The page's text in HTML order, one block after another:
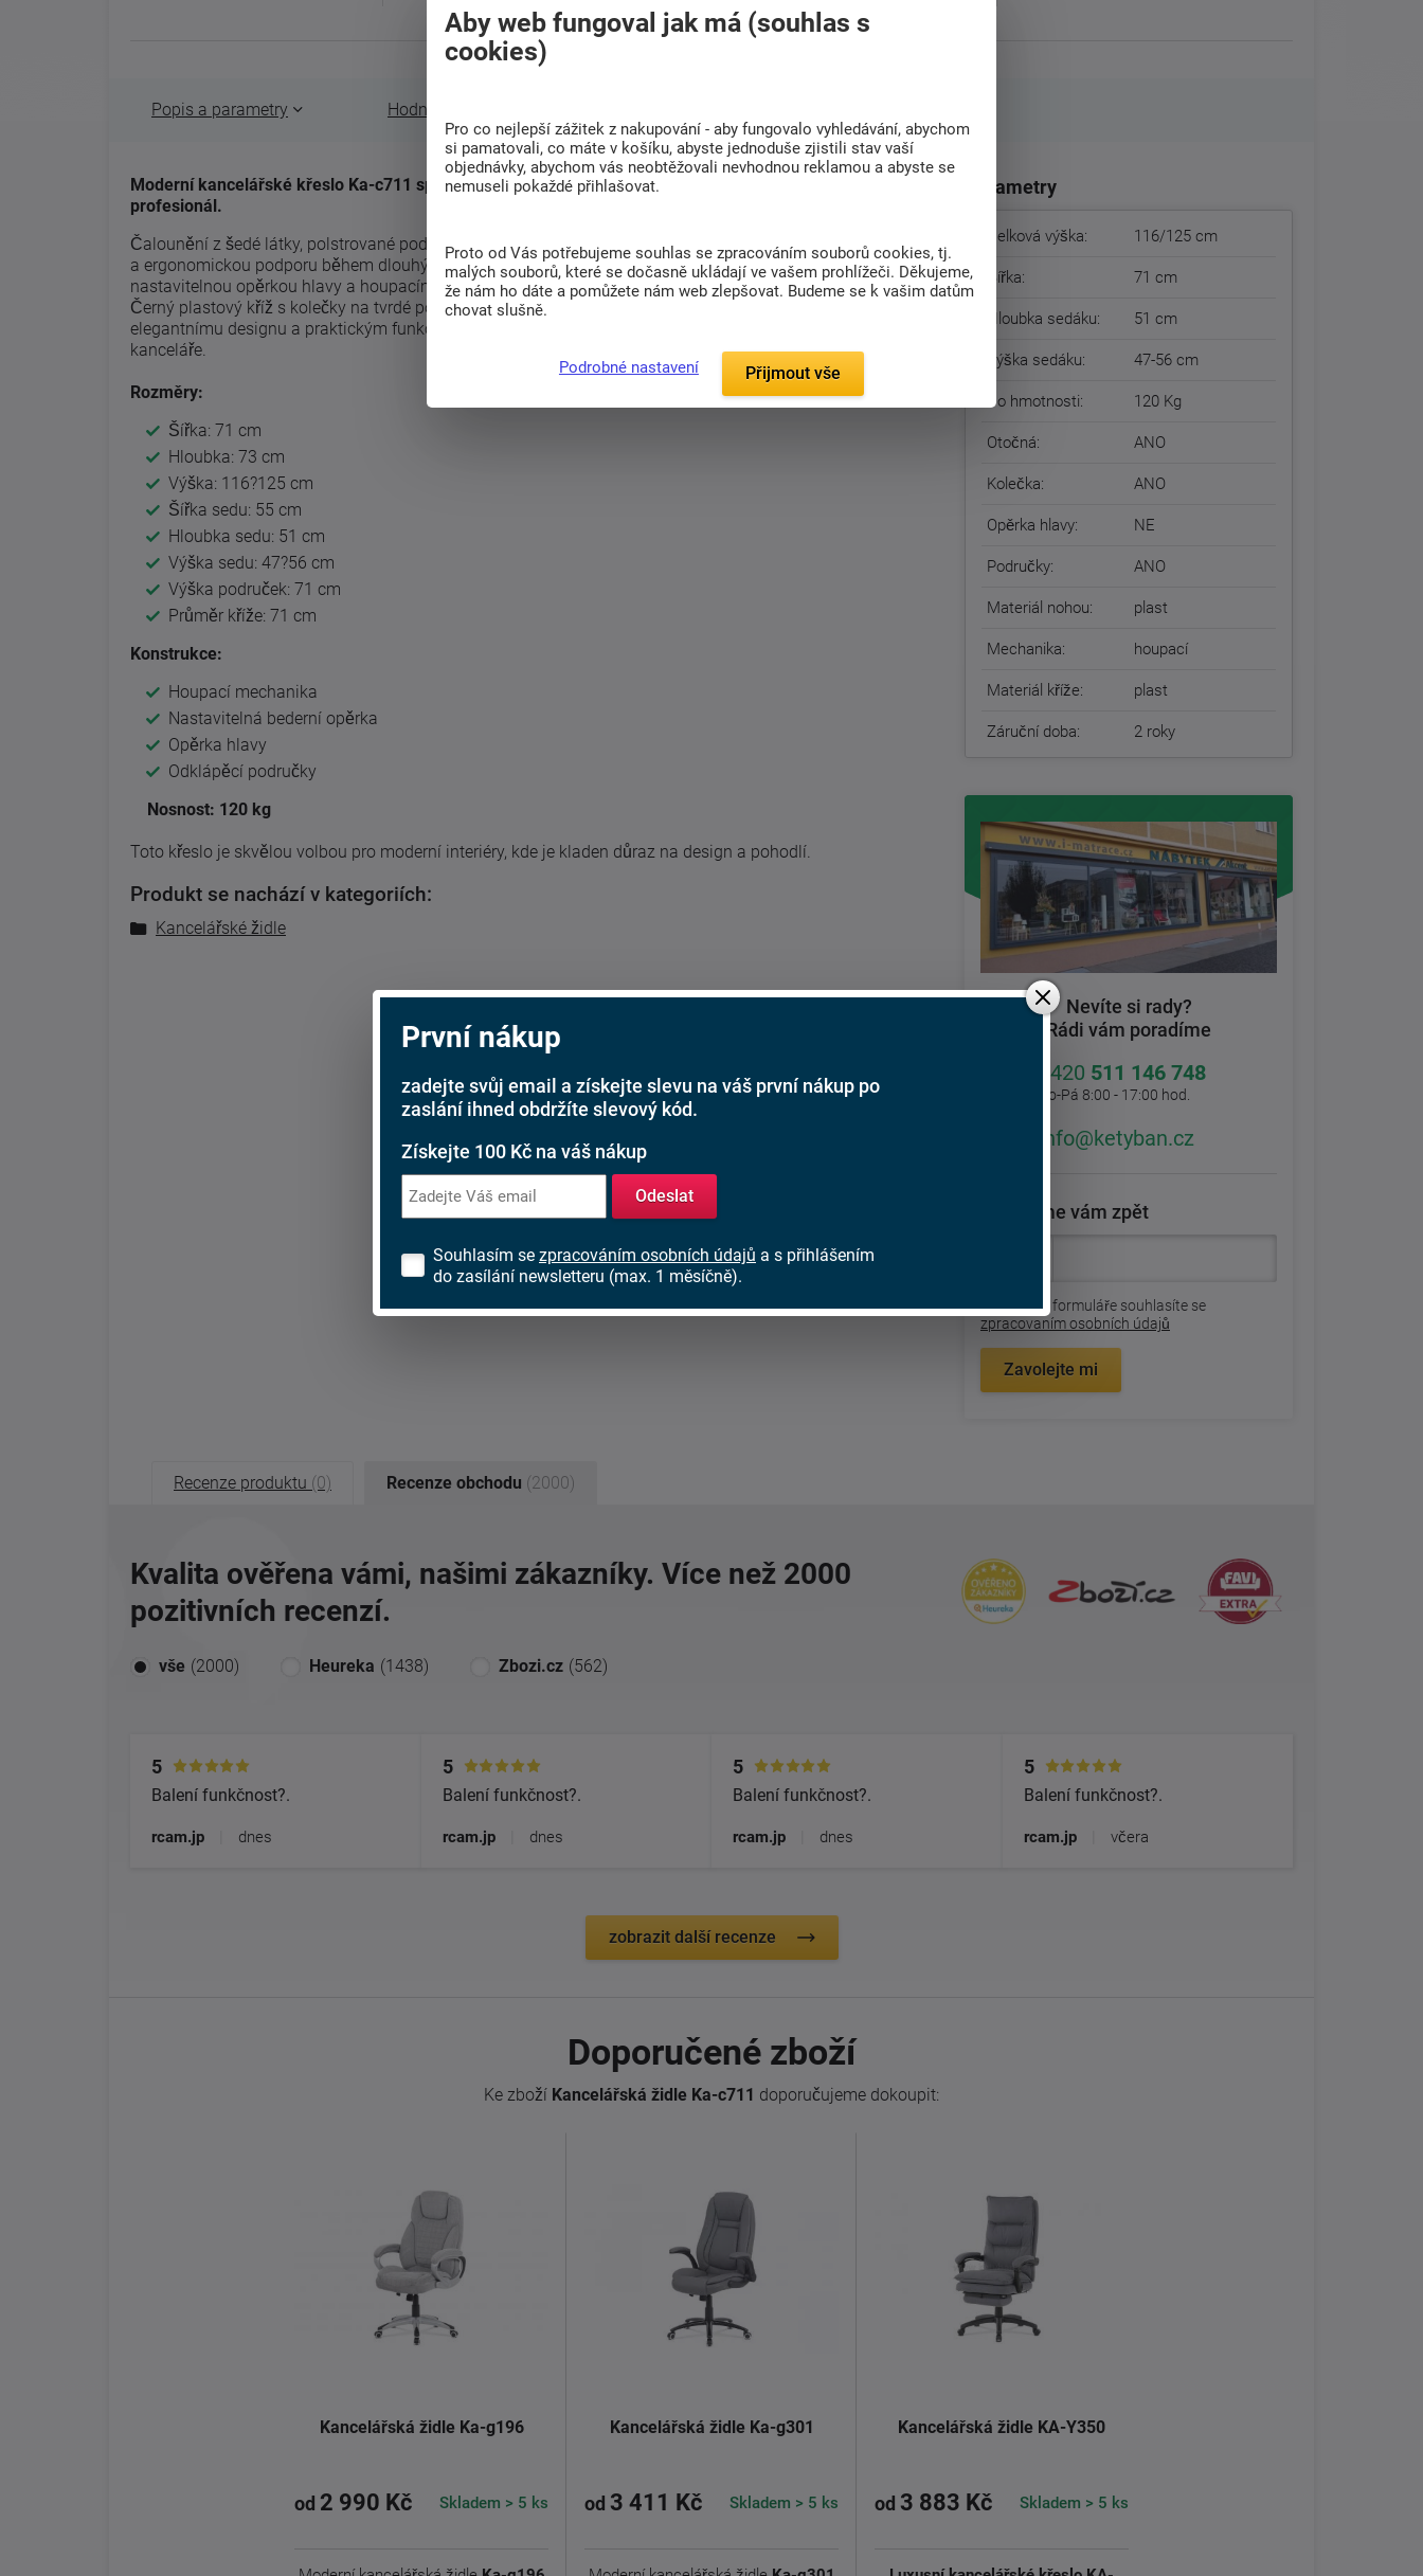
Popis a parametry Hodnocení (0)
Moderní kancelářské křeslo Ka-c711 spojuje komfort, styl a funkčnost, což ocení každý
profesionál.
Čalounění z šedé látky, polstrované područky a nastavitelná bederní opěrka poskytují pohodlí
a ergonomickou podporu během dlouhých pracovních hodin. Křeslo je vybaveno také
nastavitelnou opěrkou hlavy a houpacím mechanismem, který umožňuje relaxaci mezi úkoly.
Černý plastový kříž s kolečky na tvrdé povrchy zajišťuje snadnou mobilitu po kanceláři. Díky
elegantnímu designu a praktickým funkcím je toto křeslo ideální volbou pro moderní
kanceláře.
Rozměry:
Šířka: 71 cm
Hloubka: 73 cm
Výška: 116?125 cm
Šířka sedu: 55 cm
Hloubka sedu: 51 cm
Výška sedu: 47?56 cm
Výška područek: 71 cm
Průměr kříže: 71 cm
Konstrukce:
Houpací mechanika
Nastavitelná bederní opěrka
Opěrka hlavy
Odklápěcí područky
Nosnost: 120 kg
Toto křeslo je skvělou volbou pro moderní interiéry, kde je kladen důraz na design a pohodlí.
Produkt se nachází v kategoriích:
Kancelářské židle
Parametry
Celková výška: 116/125 cm
Šířka: 71 cm
Hloubka sedáku: 51 cm
Výška sedáku: 47-56 cm
Do hmotnosti: 120 Kg
Otočná: ANO
Kolečka: ANO
Opěrka hlavy: NE
Područky: ANO
Materiál nohou: plast
Mechanika: houpací
Materiál kříže: plast
Záruční doba: 2 roky
Nevíte si rady?
Rádi vám poradíme
+420 511 146 748
Po-Pá 8:00 - 17:00 hod.
info@ketyban.cz
Zavoláme vám zpět
Odesláním formuláře souhlasíte se
zpracovaním osobních údajů
Zavolejte mi
Recenze produktu (0) Recenze obchodu (2000)
Kvalita ověřena vámi, našimi zákazníky. Více než 2000
pozitivních recenzí.
vše (2000) Heureka (1438) Zbozi.cz (562)
5
Balení funkčnost?.
rcam.jp dnes
5
Balení funkčnost?.
rcam.jp dnes
5
Balení funkčnost?.
rcam.jp dnes
5
Balení funkčnost?.
rcam.jp včera
zobrazit další recenze
Doporučené zboží
Ke zboží Kancelářská židle Ka-c711 doporučujeme dokoupit:
Kancelářská židle Ka-g196
od 2 990 Kč Skladem > 5 ks
Kancelářská židle Ka-g301
od 3 411 Kč Skladem > 5 ks
Kancelářská židle KA-Y350
od 3 883 Kč Skladem > 5 ks
První nákup
zadejte svůj email a získejte slevu na váš první nákup po
zaslání ihned obdržíte slevový kód.
Získejte 100 Kč na váš nákup
Odeslat
Souhlasím se zpracováním osobních údajů a s přihlášením
do zasílání newsletteru (max. 1 měsíčně).
Aby web fungoval jak má (souhlas s
cookies)
Pro co nejlepší zážitek z nakupování - aby fungovalo vyhledávání, abychom
si pamatovali, co máte v košíku, abyste jednoduše zjistili stav vaší
objednávky, abychom vás neobtěžovali nevhodnou reklamou a abyste se
nemuseli pokaždé přihlašovat.
Proto od Vás potřebujeme souhlas se zpracováním souborů cookies, tj.
malých souborů, které se dočasně ukládají ve vašem prohlížeči. Děkujeme,
že nám ho dáte a pomůžete nám web zlepšovat. Budeme se k vašim datům
chovat slušně.
Podrobné nastavení Přijmout vše